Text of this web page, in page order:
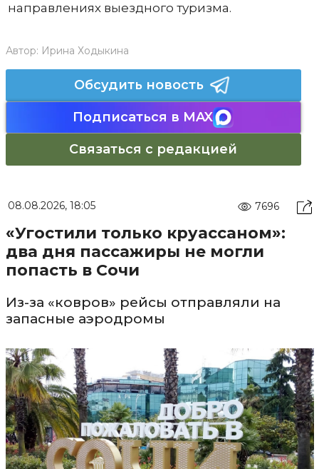
направлениях выездного туризма.
Автор: Ирина Ходыкина
Обсудить новость
Подписаться в MAX
Связаться с редакцией
08.08.2026, 18:05 7696
«Угостили только круассаном»:
два дня пассажиры не могли
попасть в Сочи
Из-за «ковров» рейсы отправляли на
запасные аэродромы